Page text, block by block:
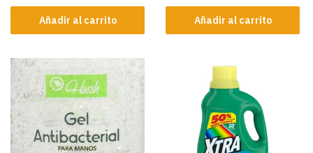
Añadir al carrito Añadir al carrito